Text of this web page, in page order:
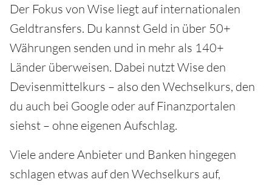
Der Fokus von Wise liegt auf internationalen
Geldtransfers. Du kannst Geld in über 50+
Währungen senden und in mehr als 140+
Länder überweisen. Dabei nutzt Wise den
Devisenmittelkurs – also den Wechselkurs, den
du auch bei Google oder auf Finanzportalen
siehst – ohne eigenen Aufschlag.
Viele andere Anbieter und Banken hingegen
schlagen etwas auf den Wechselkurs auf,